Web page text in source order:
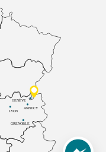
LYON
ANNECY
GRENOBLE
GENÈVE